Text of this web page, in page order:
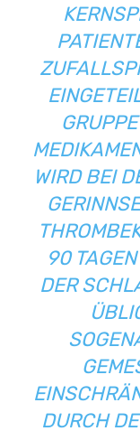
UPPE
RD BEI
RINNSEL
TAGEN
R
RCH DEN